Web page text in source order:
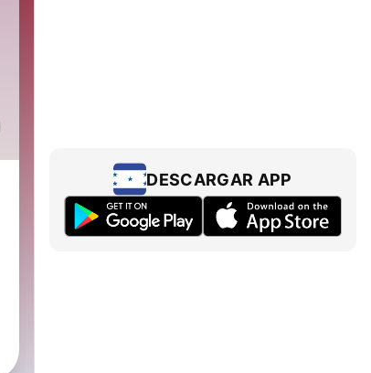
DESCARGAR APP